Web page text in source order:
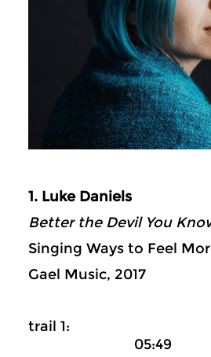
1. Luke Daniels
Better the Devil You
Singing Ways to Feel
Gael Music, 2017
trail
05:49